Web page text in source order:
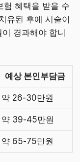
험 혜택을 받을 수
유된 후에 시술이
경과해야 합니
예상 본인부담금
약 26-30만원
약 39-45만원
약 65-75만원